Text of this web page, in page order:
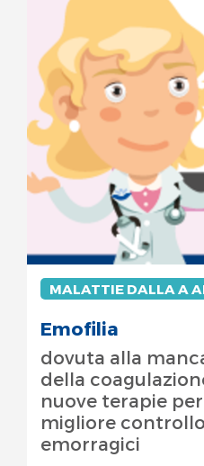
MALATTIE DALLA A
Emofilia
dovuta alla
della
nuove terapie
migliore
emorragici